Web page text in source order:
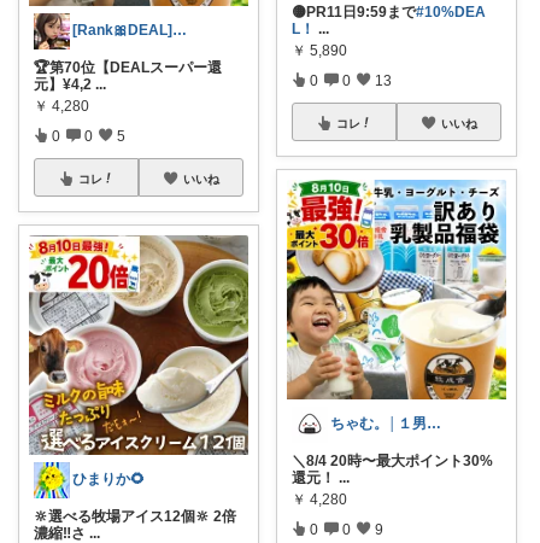
[Rank🎀DEAL]毎日コレ＠ano
🏆第70位【DEALスーパー還
元】¥4,2 ...
￥ 4,280
0 0 5
コレ いいね
ひまりか🌻
🔆選べる牧場アイス12個🔆 2倍
濃縮‼️さ ...
🟡PR11日9:59まで#10%DEA
L！ ...
￥ 5,890
0 0 13
コレ いいね
ちゃむ。│１男２女＋🐶のふっくらママ
＼8/4 20時〜最大ポイント30%
還元！ ...
￥ 4,280
0 0 9